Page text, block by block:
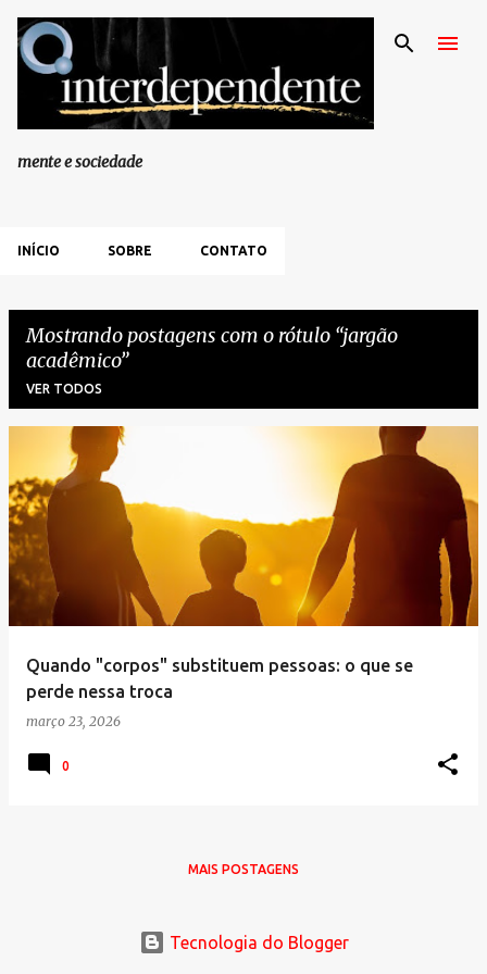
Pular para o conteúdo principal
mente e sociedade
INÍCIO SOBRE CONTATO
Mostrando postagens com o rótulo jargão
acadêmico
VER TODOS
o
s
t
a
g
Quando "corpos" substituem pessoas: o que se
perde nessa troca
março 23, 2026
0
MAIS POSTAGENS
Tecnologia do Blogger